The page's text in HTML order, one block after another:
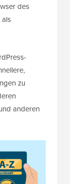
des
zu
anderen